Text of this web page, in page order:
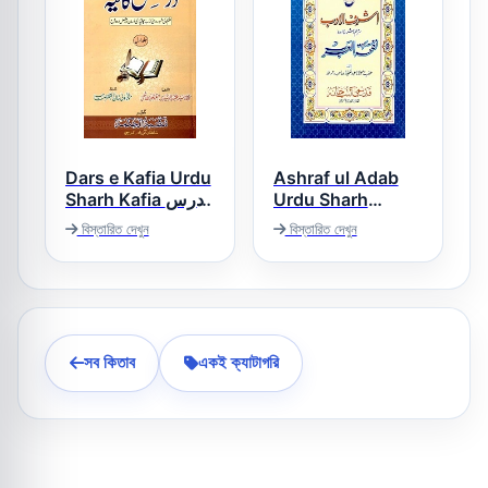
Dars e Kafia Urdu
Sharh Kafia درس
کافیہ اردو شرح
کافیہ
বিস্তারিত দেখুন
Ashraf ul Adab
Urdu Sharh
Nafhat ul Arab
اشرف الادب اردو
شرح نفحۃ العرب
বিস্তারিত দেখুন
সব কিতাব একই ক্যাটাগরি